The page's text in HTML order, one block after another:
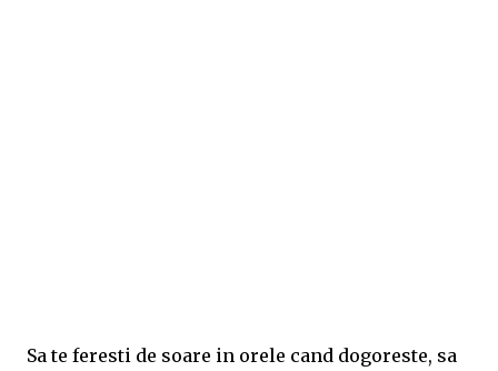
Sa te feresti de soare in orele cand dogoreste, sa